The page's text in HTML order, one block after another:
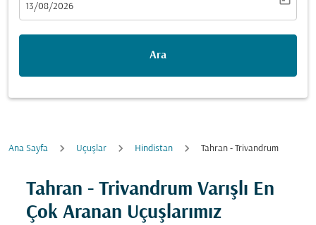
fc-booking-departure-date-aria-label
13/08/2026
Ara
Ana Sayfa Uçuşlar Hindistan Tahran - Trivandrum
Tahran - Trivandrum Varışlı En
Çok Aranan Uçuşlarımız
Fırsatları bulmak için rotanızı güncellemeyi deneyin